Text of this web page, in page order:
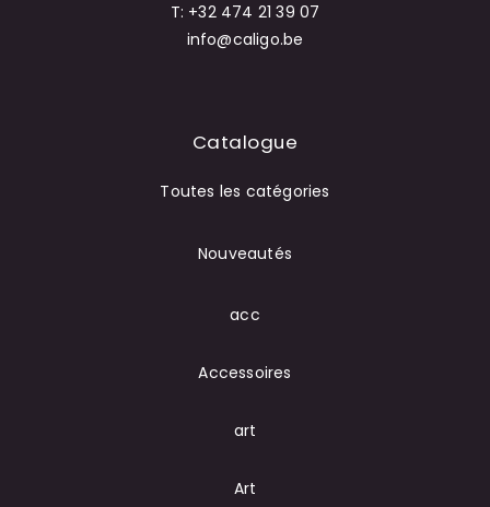
T: +32 474 21 39 07
info@caligo.be
Catalogue
Toutes les catégories
Nouveautés
acc
Accessoires
art
Art